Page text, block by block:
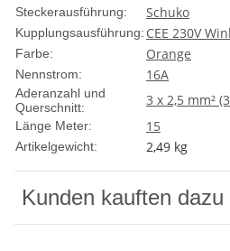
Steckerausführung: Schuko
Kupplungsausführung: CEE 230V
Farbe: Orange
Nennstrom: 16A
Aderanzahl und
Querschnitt:
3 x 2,5 mm²
Länge Meter: 15
Artikelgewicht: 2,49 kg
Kunden kauften